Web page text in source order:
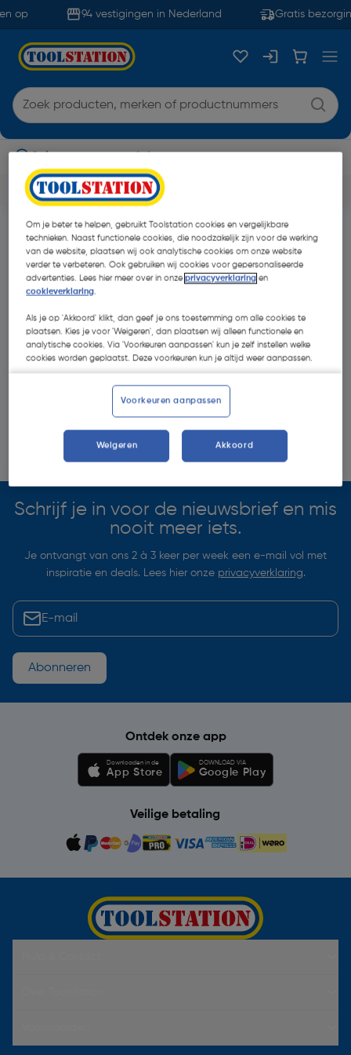
op 94 vestigingen in Nederland Gratis
5% click & collect korting met code COLLECT
Terug naarDeals
Het lijkt erop dat we geen match konden
vinden voor“bosch-gratis-accu”
Schrijf je in voor de nieuwsbrief en mis
nooit meer iets.
Je ontvangt van ons 2 à 3 keer per week een e-mail vol met
inspiratie en deals. Lees hier onze privacyverklaring.
Abonneren
Ontdek onze app
Downloaden in de
App Store
DOWNLOAD VIA
Google Play
Veilige betaling
Om je beter te helpen, gebruikt Toolstation cookies en vergelijkbare
technieken. Naast functionele cookies, die noodzakelijk zijn voor de werking
van de website, plaatsen wij ook analytische cookies om onze website
verder te verbeteren. Ook gebruiken wij cookies voor gepersonaliseerde
advertenties. Lees hier meer over in onzeprivacyverklaring en
cookieverklaring.
Als je op 'Akkoord' klikt, dan geef je ons toestemming om alle cookies te
plaatsen. Kies je voor 'Weigeren', dan plaatsen wij alleen functionele en
analytische cookies. Via 'Voorkeuren aanpassen' kun je zelf instellen welke
cookies worden geplaatst. Deze voorkeuren kun je altijd weer aanpassen.
Voorkeuren aanpassen
Weigeren Akkoord